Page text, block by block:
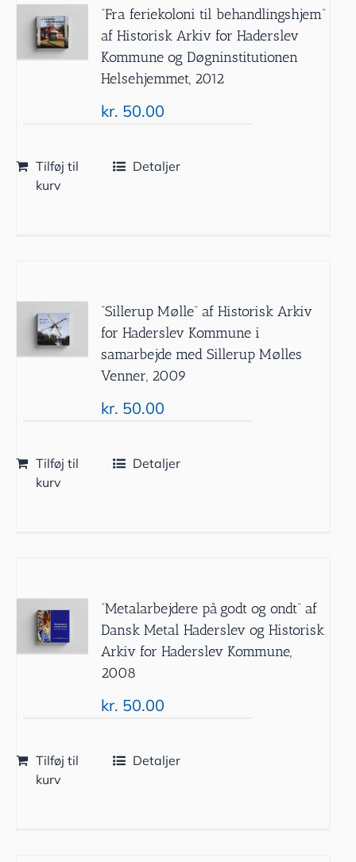
”Fra feriekoloni til behandlingshjem”
af Historisk Arkiv for Haderslev
Kommune og Døgninstitutionen
Helsehjemmet, 2012
kr. 50.00
Tilføj til
kurv
Detaljer
”Sillerup Mølle” af Historisk Arkiv
for Haderslev Kommune i
samarbejde med Sillerup Mølles
Venner, 2009
kr. 50.00
Tilføj til
kurv
Detaljer
”Metalarbejdere på godt og ondt” af
Dansk Metal Haderslev og Historisk
Arkiv for Haderslev Kommune,
2008
kr. 50.00
Tilføj til
kurv
Detaljer